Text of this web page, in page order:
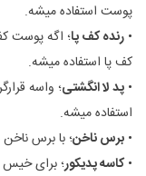
پوست استفاده میشه.
• رنده کف پا؛ اگه پوست
کف پا استفاده میشه.
• پد لا انگشتی؛ واسه
استفاده میشه.
• برس ناخن؛ با برس
•کاسه پدیکور؛ برای خیس